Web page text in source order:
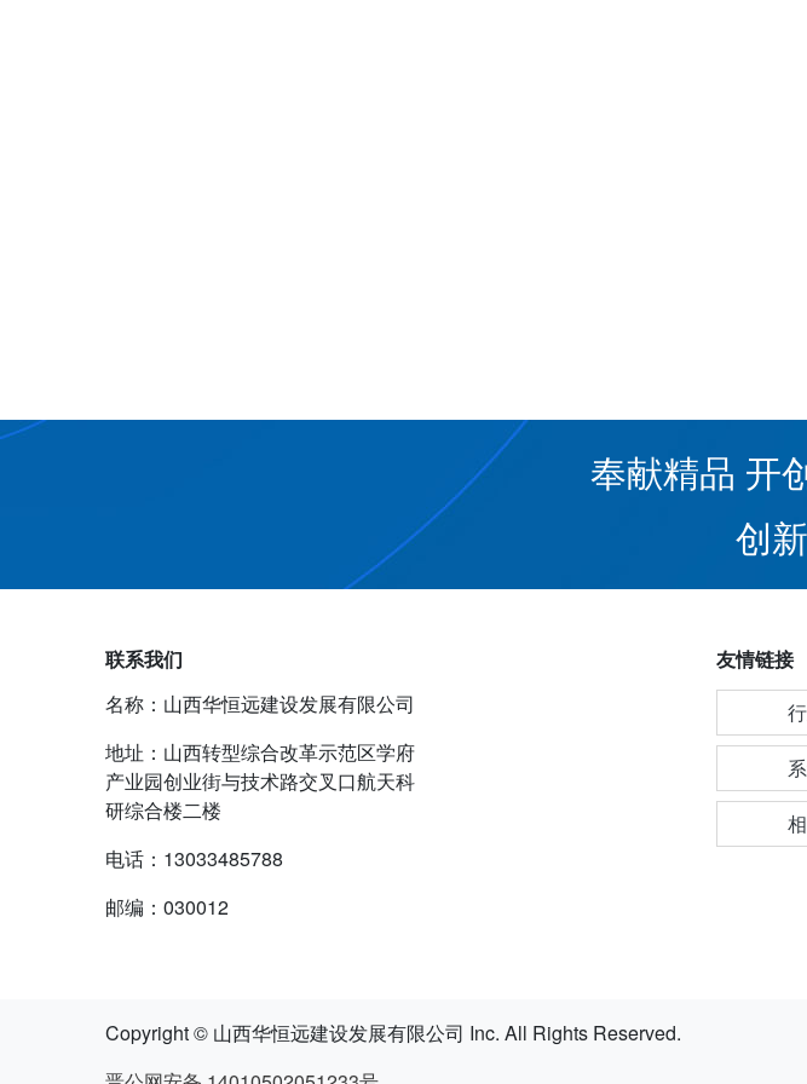
奉献精品 开
创
联系我们
名称：山西华恒远建设发展有限公司
地址：山西转型综合改革示范区学府
产业园创业街与技术路交叉口航天科
研综合楼二楼
电话：13033485788
邮编：030012
友情链接
Copyright © 山西华恒远建设发展有限公司 Inc. All Rights Reserved.